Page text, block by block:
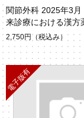
関節外科 2025年3
来診療における漢方
o.3）
2,750円 （税込み）